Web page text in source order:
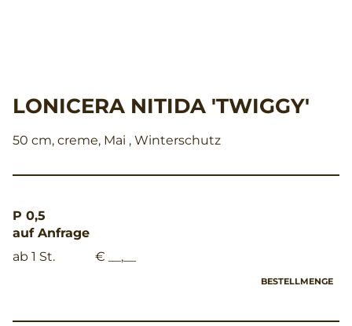
LONICERA NITIDA 'TWIGGY'
50 cm, creme, Mai , Winterschutz
P 0,5
auf Anfrage
ab 1 St.
€ __,__
BESTELLMENGE